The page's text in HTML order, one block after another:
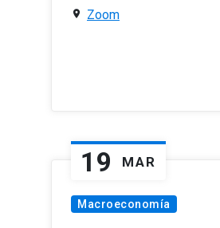
Zoom
19 MAR
Macroeconomía